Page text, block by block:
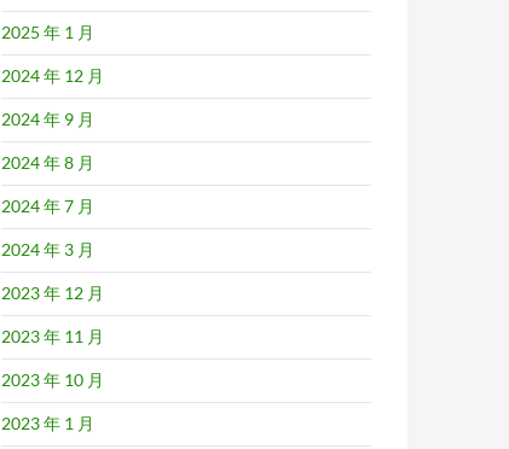
2025 年 1 月
2024 年 12 月
2024 年 9 月
2024 年 8 月
2024 年 7 月
2024 年 3 月
2023 年 12 月
2023 年 11 月
2023 年 10 月
2023 年 1 月